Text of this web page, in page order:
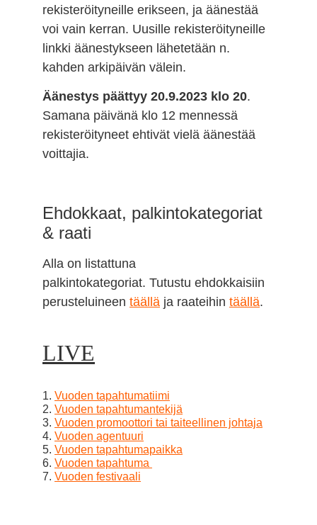
rekisteröityneille erikseen, ja äänestää
voi vain kerran. Uusille rekisteröityneille
linkki äänestykseen lähetetään n.
kahden arkipäivän välein.
Äänestys päättyy 20.9.2023 klo 20.
Samana päivänä klo 12 mennessä
rekisteröityneet ehtivät vielä äänestää
voittajia.
Ehdokkaat, palkintokategoriat
& raati
Alla on listattuna
palkintokategoriat. Tutustu ehdokkaisiin
perusteluineen täällä ja raateihin täällä.
LIVE
1. Vuoden tapahtumatiimi
2. Vuoden tapahtumantekijä
3. Vuoden promoottori tai taiteellinen johtaja
4. Vuoden agentuuri
5. Vuoden tapahtumapaikka
6. Vuoden tapahtuma
7. Vuoden festivaali